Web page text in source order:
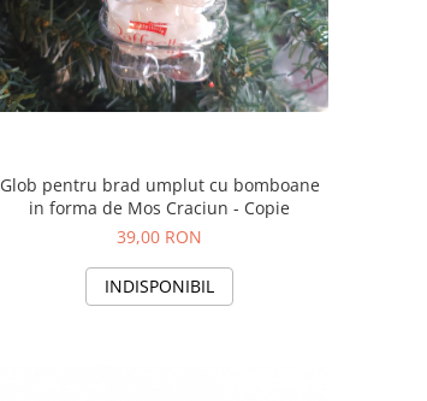
Glob pentru brad umplut cu bomboane
in forma de Mos Craciun - Copie
39,00 RON
INDISPONIBIL